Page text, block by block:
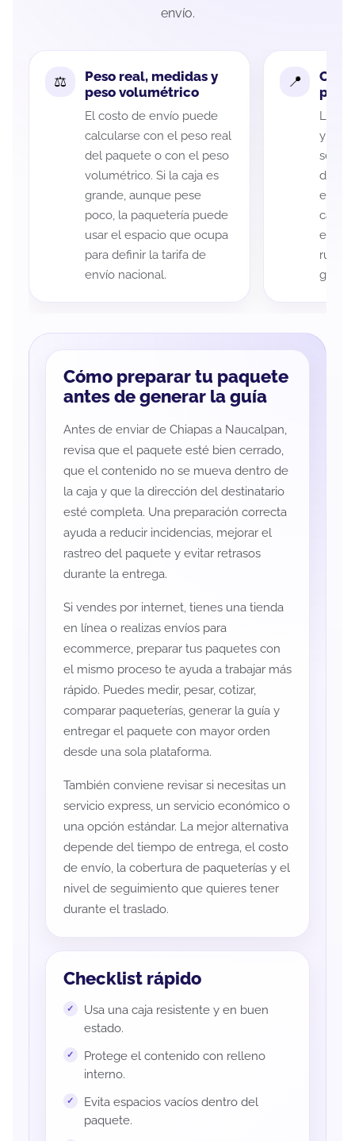
envío.
Peso real, medidas y
peso volumétrico
El costo de envío puede
calcularse con el peso real
del paquete o con el peso
volumétrico. Si la caja es
grande, aunque pese
poco, la paquetería puede
usar el espacio que ocupa
para definir la tarifa de
envío nacional.
La
y
de
cada
es
ruta
guía
Cómo preparar tu paquete
antes de generar la guía
Antes de enviar de Chiapas a Naucalpan,
revisa que el paquete esté bien cerrado,
que el contenido no se mueva dentro de
la caja y que la dirección del destinatario
esté completa. Una preparación correcta
ayuda a reducir incidencias, mejorar el
rastreo del paquete y evitar retrasos
durante la entrega.
Si vendes por internet, tienes una tienda
en línea o realizas envíos para
ecommerce, preparar tus paquetes con
el mismo proceso te ayuda a trabajar más
rápido. Puedes medir, pesar, cotizar,
comparar paqueterías, generar la guía y
entregar el paquete con mayor orden
desde una sola plataforma.
También conviene revisar si necesitas un
servicio express, un servicio económico o
una opción estándar. La mejor alternativa
depende del tiempo de entrega, el costo
de envío, la cobertura de paqueterías y el
nivel de seguimiento que quieres tener
durante el traslado.
Checklist rápido
Usa una caja resistente y en buen
estado.
Protege el contenido con relleno
interno.
Evita espacios vacíos dentro del
paquete.